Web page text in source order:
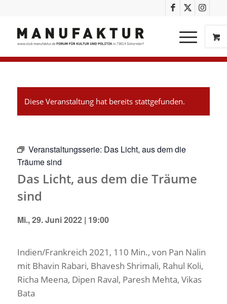
Diese Veranstaltung hat bereits stattgefunden.
Veranstaltungsserie: Das Licht, aus dem die
Träume sind
Das Licht, aus dem die Träume
sind
Mi., 29. Juni 2022 | 19:00
Indien/Frankreich 2021, 110 Min., von Pan Nalin
mit Bhavin Rabari, Bhavesh Shrimali, Rahul Koli,
Richa Meena, Dipen Raval, Paresh Mehta, Vikas
Bata